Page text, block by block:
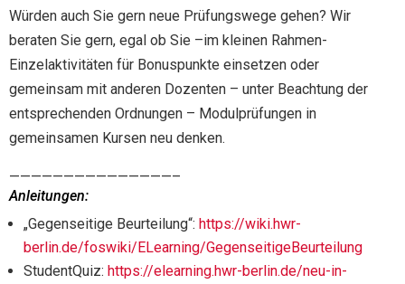
Würden auch Sie gern neue Prüfungswege gehen? Wir
beraten Sie gern, egal ob Sie –im kleinen Rahmen-
Einzelaktivitäten für Bonuspunkte einsetzen oder
gemeinsam mit anderen Dozenten – unter Beachtung der
entsprechenden Ordnungen – Modulprüfungen in
gemeinsamen Kursen neu denken.
———————————————–
Anleitungen:
„Gegenseitige Beurteilung“: https://wiki.hwr-
berlin.de/foswiki/ELearning/GegenseitigeBeurteilung
StudentQuiz: https://elearning.hwr-berlin.de/neu-in-